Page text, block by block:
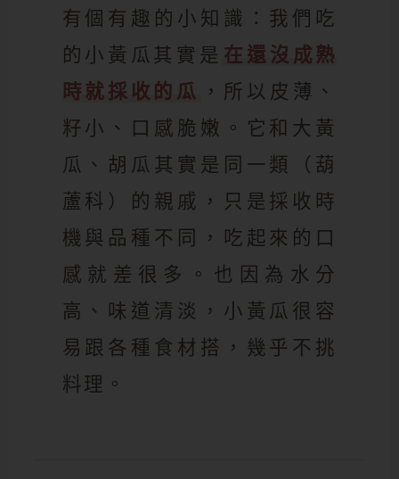
有個有趣的小知識：我們吃
的小黃瓜其實是 在還沒成熟
時就採收的瓜
，所以皮薄、
籽小、口感脆嫩。它和大黃
瓜、胡瓜其實是同一類（葫
蘆科）的親戚，只是採收時
機與品種不同，吃起來的口
感就差很多。也因為水分
高、味道清淡，小黃瓜很容
易跟各種食材搭，幾乎不挑
料理。